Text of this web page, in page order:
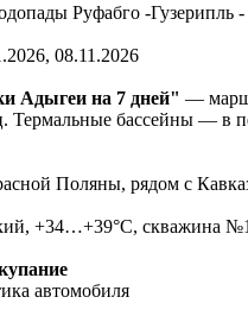
Руфабго -
08.11.2026
Адыгеи на 7 дней" —
Термальные бассейны —
Поляны, рядом с
+34…+39°C, скважина
автомобиля